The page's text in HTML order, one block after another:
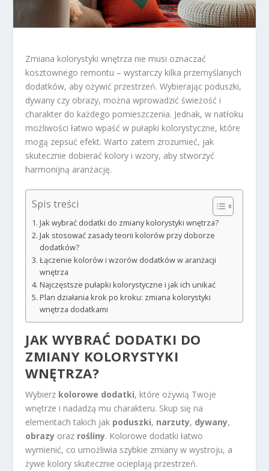
Zmiana kolorystyki wnętrza nie musi oznaczać
kosztownego remontu – wystarczy kilka przemyślanych
dodatków, aby ożywić przestrzeń. Wybierając poduszki,
dywany czy obrazy, można wprowadzić świeżość i
charakter do każdego pomieszczenia. Jednak, w natłoku
możliwości łatwo wpaść w pułapki kolorystyczne, które
mogą zepsuć efekt. Warto zatem zrozumieć, jak
skutecznie dobierać kolory i wzory, aby stworzyć
harmonijną aranżację.
Spis treści
Jak wybrać dodatki do zmiany kolorystyki wnętrza?
Jak stosować zasady teorii kolorów przy doborze
dodatków?
Łączenie kolorów i wzorów dodatków w aranżacji
wnętrza
Najczęstsze pułapki kolorystyczne i jak ich unikać
Plan działania krok po kroku: zmiana kolorystyki
wnętrza dodatkami
JAK WYBRAĆ DODATKI DO
ZMIANY KOLORYSTYKI
WNĘTRZA?
Wybierz kolorowe dodatki, które ożywią Twoje
wnętrze i nadadzą mu charakteru. Skup się na
elementach takich jak poduszki, narzuty, dywany,
obrazy oraz rośliny. Kolorowe dodatki łatwo
wymienić, co umożliwia szybkie zmiany w wystroju, a
żywe kolory skutecznie ocieplają przestrzeń.